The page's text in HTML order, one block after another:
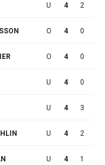
U 4 2
O 4 0
O 4 0
U 4 0
U 4 3
U 4 2
U 4 1